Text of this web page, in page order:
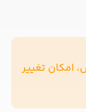
امکان تغییر